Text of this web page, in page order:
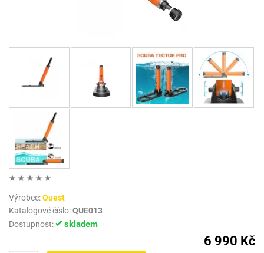
Výrobce:Quest
Katalogové číslo:QUE013
Dostupnost:
skladem
6 990 Kč